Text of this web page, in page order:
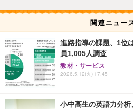
関連ニュー
進路指導の課題、1位
員1,005人調査
教材・サービス
2026.5.12(火) 17:45
小中高生の英語力分